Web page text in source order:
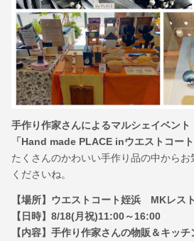
手作り作家さんによるマルシェイベント
「Hand made PLACE inウエストコー
たくさんのかわいい手作り品の中から
くださいね。
【場所】ウエストコート姪浜 MKレス
【日時】8/18(月祝)11:00～16:00
【内容】手作り作家さんの物販＆キッ